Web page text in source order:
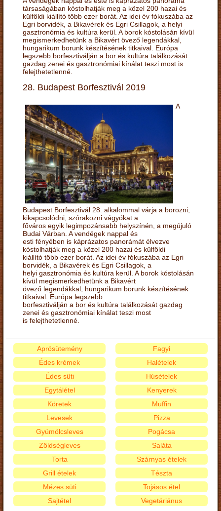
társaságában kóstolhatják meg a közel 200 hazai és
külföldi kiállító több ezer borát. Az idei év fókuszába az
Egri borvidék, a Bikavérek és Egri Csillagok, a helyi
gasztronómia és kultúra kerül. A borok kóstolásán kívül
megismerkedhetünk a Bikavért övező legendákkal,
hungarikum borunk készítésének titkaival. Európa
legszebb borfesztiválján a bor és kultúra találkozását
gazdag zenei és gasztronómiai kínálat teszi most is
felejthetetlenné.
28. Budapest Borfesztivál 2019
A
Budapest Borfesztivál 28. alkalommal várja a borozni,
kikapcsolódni, szórakozni vágyókat a
főváros egyik legimpozánsabb helyszínén, a megújuló
Budai Várban. A vendégek nappal és
esti fényében is káprázatos panorámát élvezve
kóstolhatják meg a közel 200 hazai és külföldi
kiállító több ezer borát. Az idei év fókuszába az Egri
borvidék, a Bikavérek és Egri Csillagok, a
helyi gasztronómia és kultúra kerül. A borok kóstolásán
kívül megismerkedhetünk a Bikavért
övező legendákkal, hungarikum borunk készítésének
titkaival. Európa legszebb
borfesztiválján a bor és kultúra találkozását gazdag
zenei és gasztronómiai kínálat teszi most
is felejthetetlenné.
Aprósütemény
Édes krémek
Édes süti
Egytálétel
Fagyi
Halételek
Húsételek
Kenyerek
Köretek
Levesek
Gyümölcsleves
Zöldségleves
Muffin
Pizza
Pogácsa
Saláta
Torta
Grill ételek
Mézes süti
Sajtétel
Szárnyas ételek
Tészta
Tojásos étel
Vegetáriánus